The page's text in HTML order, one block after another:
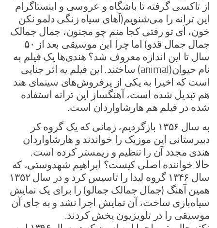
از تاکسی گرفته تا باشگاه و عروسی و اینستاگرام
این ترانه را می‌شنویم(آهای سیاه زنگی دلمو نکن
خون، آی تو رفتی کجا منم چو مجنون، جمال جمالک
جمال جمال قدو) اما چرا این موسیقی بعد از ۵۰
سال تا این اندازه معروف شد؟ هندی‌ها یک فیلم به
نام حیوان(animal) ساختند. این فیلم یه اثر جنایی
است که اخیرا به یکی از پرفروش‌های سینمای هند
هم تبدیل شده است، آهنگساز این ترانه استفاده
شده در فیلم هم هارشاواردان است.
به سال ۱۳۵۶ بازگردیم، زمانی که یک گروه کر
دبیرستانی این موزیک را خواندند و هارشاواردان
هندی مجدد آن را تنظیم و ریمستر کرده است.
حالا خواننده اصلی کیست؟ ابراهیم شهدوستی، که
سال ۱۳۴۶ گروه لیدا را تاسیس کرد و در سال ۱۳۵۲
همین آهنگ (جمال جمالک جمالو) را برای یک نمایش
سیاه‌بازی ساخت، آن نمایش اجرا نشد و به جای آن
موسیقی را در تلویزیون پخش کردند.